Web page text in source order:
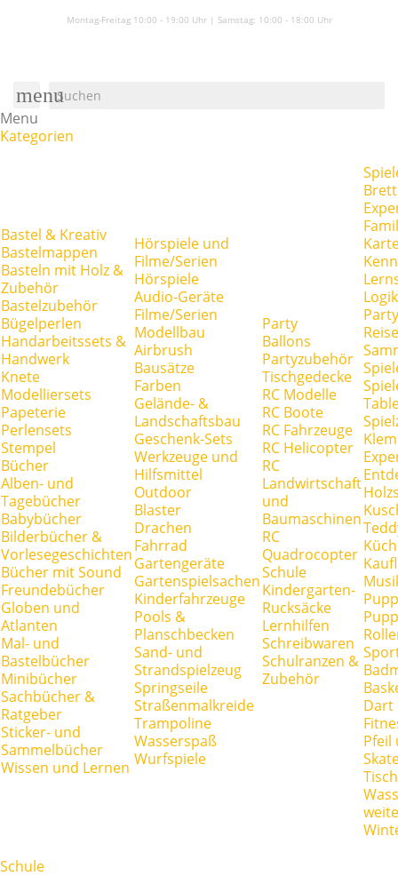
Montag-Freitag 10:00 - 19:00 Uhr | Samstag: 10:00 - 18:00 Uhr
menu
Menu
Kategorien
Bastel & Kreativ
Bastelmappen
Basteln mit Holz &
Zubehör
Bastelzubehör
Bügelperlen
Handarbeitssets &
Handwerk
Knete
Modelliersets
Papeterie
Perlensets
Stempel
Bücher
Alben- und
Tagebücher
Babybücher
Bilderbücher &
Vorlesegeschichten
Bücher mit Sound
Freundebücher
Globen und
Atlanten
Mal- und
Bastelbücher
Minibücher
Sachbücher &
Ratgeber
Sticker- und
Sammelbücher
Wissen und Lernen
Hörspiele und
Filme/Serien
Hörspiele
Audio-Geräte
Filme/Serien
Modellbau
Airbrush
Bausätze
Farben
Gelände- &
Landschaftsbau
Geschenk-Sets
Werkzeuge und
Hilfsmittel
Outdoor
Blaster
Drachen
Fahrrad
Gartengeräte
Gartenspielsachen
Kinderfahrzeuge
Pools &
Planschbecken
Sand- und
Strandspielzeug
Springseile
Straßenmalkreide
Trampoline
Wasserspaß
Wurfspiele
Party
Ballons
Partyzubehör
Tischgedecke
RC Modelle
RC Boote
RC Fahrzeuge
RC Helicopter
RC
Landwirtschaft
und
Baumaschinen
RC
Quadrocopter
Schule
Kindergarten-
Rucksäcke
Lernhilfen
Schreibwaren
Schulranzen &
Zubehör
Dart
Pfeil
Schule